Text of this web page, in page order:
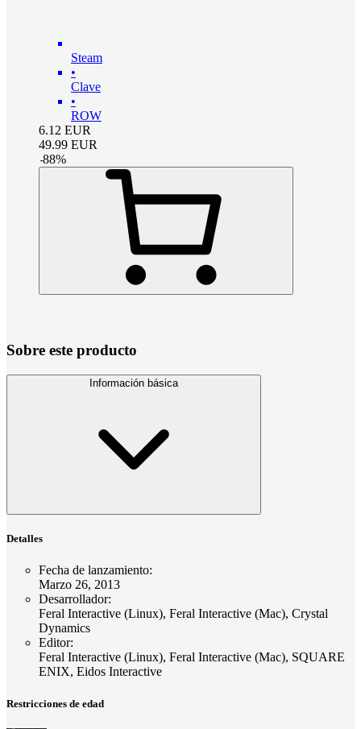
Steam
•
Clave
•
ROW
6.12 EUR
49.99 EUR
-88%
Sobre este producto
Información básica
Detalles
Fecha de lanzamiento:
Marzo 26, 2013
Desarrollador:
Feral Interactive (Linux), Feral Interactive (Mac), Crystal
Dynamics
Editor:
Feral Interactive (Linux), Feral Interactive (Mac), SQUARE
ENIX, Eidos Interactive
Restricciones de edad